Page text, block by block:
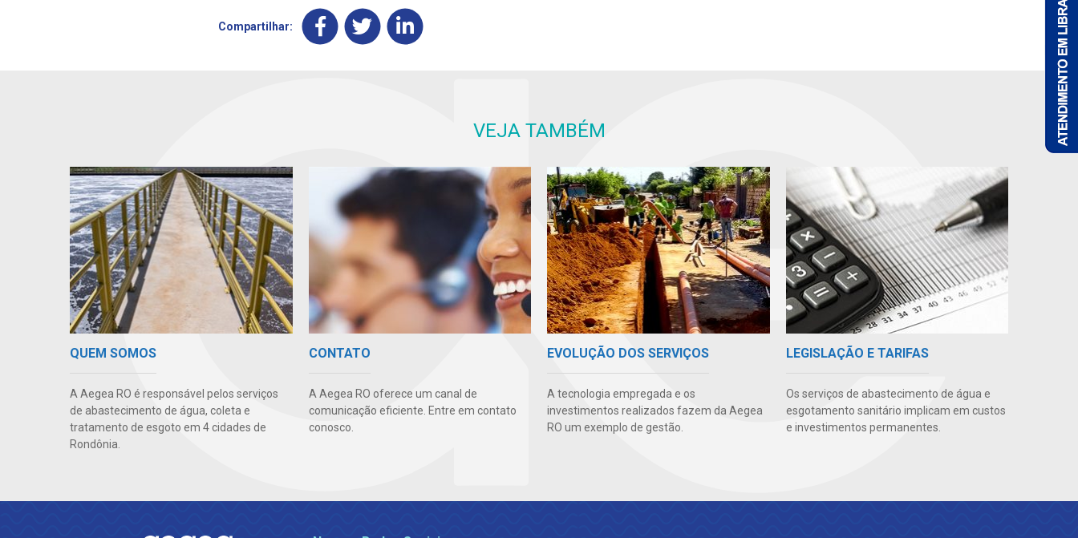
Compartilhar:
VEJA TAMBÉM
QUEM SOMOS
A Aegea RO é responsável pelos serviços
de abastecimento de água, coleta e
tratamento de esgoto em 4 cidades de
Rondônia.
CONTATO
A Aegea RO oferece um canal de
comunicação eficiente. Entre em contato
conosco.
EVOLUÇÃO DOS SERVIÇOS
A tecnologia empregada e os
investimentos realizados fazem da Aegea
RO um exemplo de gestão.
LEGISLAÇÃO E TARIFAS
Os serviços de abastecimento de água e
esgotamento sanitário implicam em custos
e investimentos permanentes.